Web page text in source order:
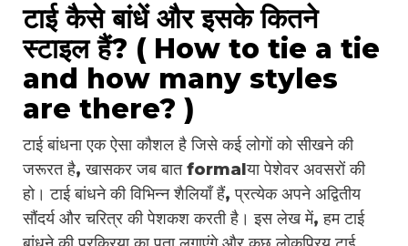
टाई कैसे बांधें और इसके कितने
स्टाइल हैं? ( How to tie a tie
and how many styles
are there? )
टाई बांधना एक ऐसा कौशल है जिसे कई लोगों को सीखने की
जरूरत है, खासकर जब बात formalया पेशेवर अवसरों की
हो। टाई बांधने की विभिन्न शैलियाँ हैं, प्रत्येक अपने अद्वितीय
सौंदर्य और चरित्र की पेशकश करती है। इस लेख में, हम टाई